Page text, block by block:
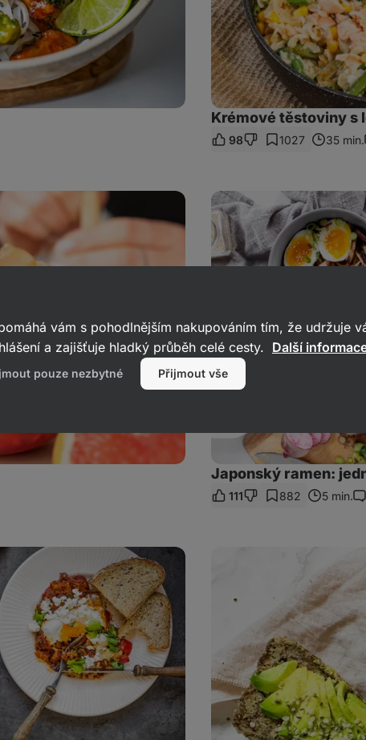
Krémové těstoviny s
98 1027 35 min.
Japonský
ramen:
jednoduchá
a
rychlá
polévka
Japonský ramen:
111 882 5 min.
vám s pohodlnějším nakupováním tím, že udržuje
a zajišťuje hladký průběh celé cesty. Další
pouze nezbytné Přijmout vše